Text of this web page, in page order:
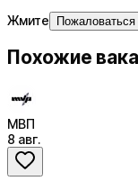
Жмите
Пожаловаться
Похожие
МВП
8 авг.